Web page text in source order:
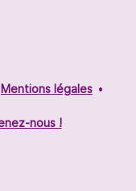
Mentions légales
nous !